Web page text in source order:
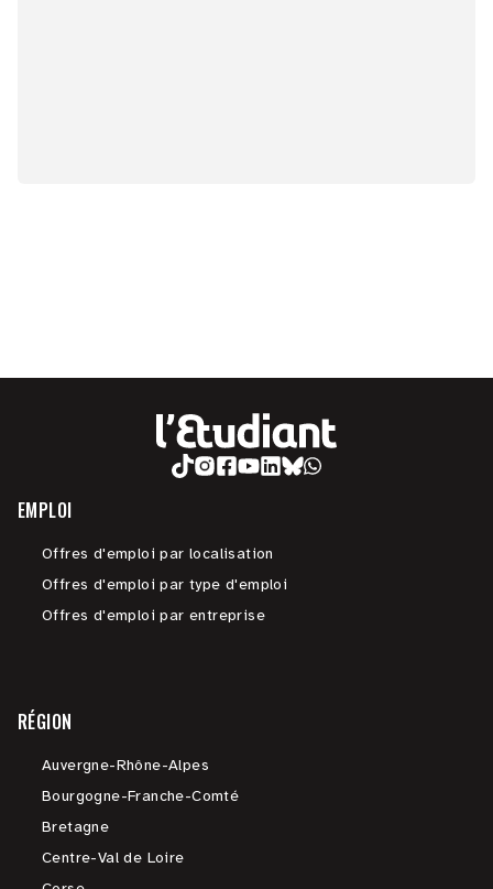
EMPLOI
Offres d'emploi par localisation
Offres d'emploi par type d'emploi
Offres d'emploi par entreprise
RÉGION
Auvergne-Rhône-Alpes
Bourgogne-Franche-Comté
Bretagne
Centre-Val de Loire